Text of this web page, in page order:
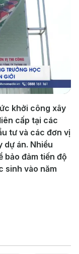
khởi công xây
cấp tại các
tư và các đơn vị
án. Nhiều
bảo đảm tiến độ
sinh vào năm